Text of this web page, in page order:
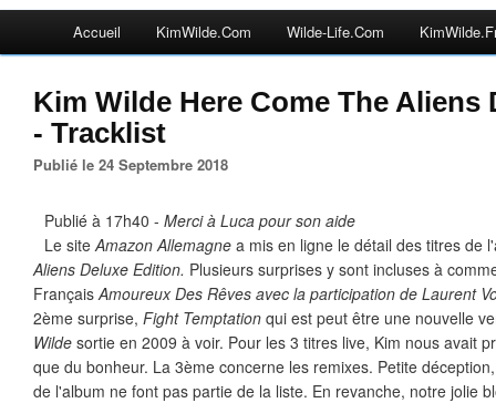
Accueil KimWilde.com Wilde-Life.com
Kim Wilde Here Come The Aliens
- Tracklist
Publié le 24 Septembre 2018
Publié à 17h40 - Merci à Luca pour son aide
Le siteAmazon Allemagne a mis en ligne le détail des titres de
Aliens Deluxe Edition. Plusieurs surprises y sont incluses à
FrançaisAmoureux Des Rêves avec la participation de Laurent
2ème surprise, Fight Temptation qui est peut être une nouvelle
Wilde sortie en 2009 à voir. Pour les 3 titres live, Kim nous avait
que du bonheur. La 3ème concerne les remixes. Petite
de l'album ne font pas partie de la liste. En revanche, notre jolie